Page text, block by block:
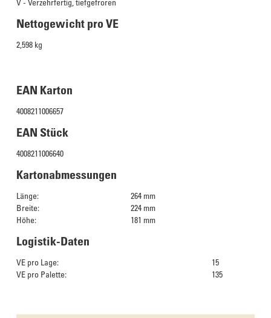
Nettogewicht pro VE
2,598 kg
EAN Karton
4008211006657
EAN Stück
4008211006640
Kartonabmessungen
Länge:
264 mm
Breite:
224 mm
Höhe:
181 mm
Logistik-Daten
VE pro Lage:
15
VE pro Palette:
135